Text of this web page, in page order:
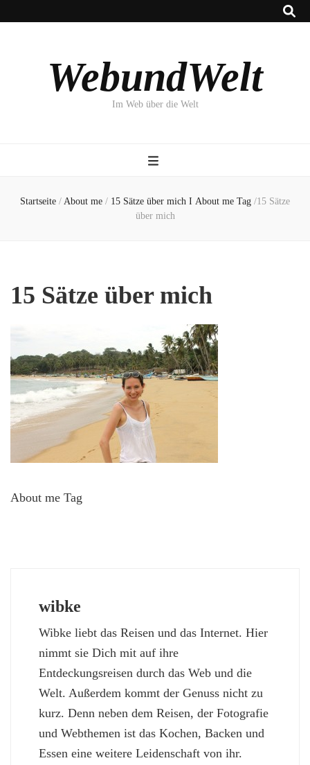
WebundWelt
Im Web über die Welt
Startseite / About me / 15 Sätze über mich Ι About me Tag /15 Sätze
über mich
15 Sätze über mich
About me Tag
wibke
Wibke liebt das Reisen und das Internet. Hier
nimmt sie Dich mit auf ihre
Entdeckungsreisen durch das Web und die
Welt. Außerdem kommt der Genuss nicht zu
kurz. Denn neben dem Reisen, der Fotografie
und Webthemen ist das Kochen, Backen und
Essen eine weitere Leidenschaft von ihr.